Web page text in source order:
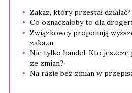
Zakaz, który przestał działać?
Co oznaczałoby to dla
Związkowcy proponują
zakazu
Nie tylko handel. Kto
ze zmian?
Na razie bez zmian w